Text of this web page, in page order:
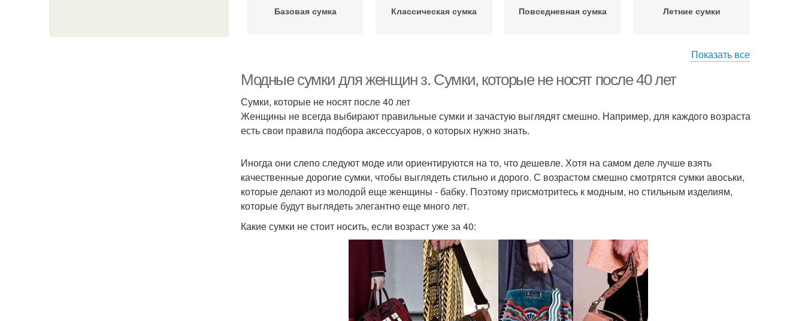
Базовая сумка Классическая сумка Повседневная сумка Летние сумки
Показать все
Модные сумки для женщин з. Сумки, которые не носят после 40 лет
Сумки, которые не носят после 40 лет
Женщины не всегда выбирают правильные сумки и зачастую выглядят смешно. Например, для каждого возраста
есть свои правила подбора аксессуаров, о которых нужно знать.
Иногда они слепо следуют моде или ориентируются на то, что дешевле. Хотя на самом деле лучше взять
качественные дорогие сумки, чтобы выглядеть стильно и дорого. С возрастом смешно смотрятся сумки авоськи,
которые делают из молодой еще женщины - бабку. Поэтому присмотритесь к модным, но стильным изделиям,
которые будут выглядеть элегантно еще много лет.
Какие сумки не стоит носить, если возраст уже за 40: